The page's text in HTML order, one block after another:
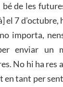
bé de les
el 7
importa,
enviar un
No hi ha res
en tant per